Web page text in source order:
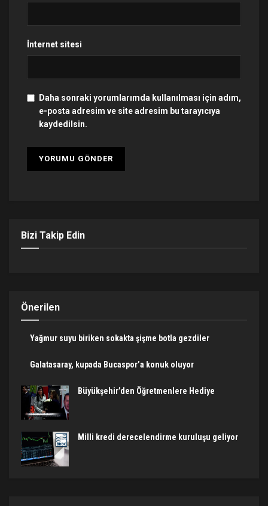
İnternet sitesi
Daha sonraki yorumlarımda kullanılması için adım,
e-posta adresim ve site adresim bu tarayıcıya
kaydedilsin.
Bizi Takip Edin
Önerilen
Yağmur suyu biriken sokakta şişme botla gezdiler
Galatasaray, kupada Bucaspor’a konuk oluyor
Büyükşehir’den Öğretmenlere Hediye
Milli kredi derecelendirme kuruluşu geliyor